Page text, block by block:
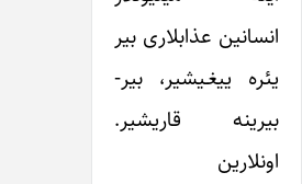
انسانین عذاب‎لاری بیر
یئره ییغـیشیر، بیر-
بیرینه قاریشیر.
اونلارین